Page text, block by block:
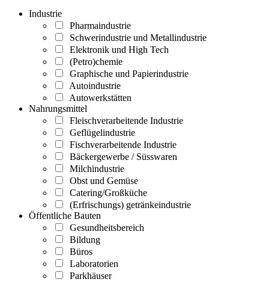
Industrie
Pharmaindustrie
Schwerindustrie und Metallindustrie
Elektronik und High Tech
(Petro)chemie
Graphische und Papierindustrie
Autoindustrie
Autowerkstätten
Nahrungsmittel
Fleischverarbeitende Industrie
Geflügelindustrie
Fischverarbeitende Industrie
Bäckergewerbe / Süsswaren
Milchindustrie
Obst und Gemüse
Catering/Großküche
(Erfrischungs) getränkeindustrie
Öffentliche Bauten
Gesundheitsbereich
Bildung
Büros
Laboratorien
Parkhäuser